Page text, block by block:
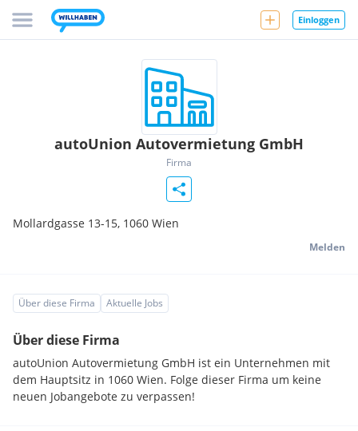
Einloggen
autoUnion Autovermietung GmbH
Firma
Mollardgasse 13-15, 1060 Wien
Melden
Über diese Firma Aktuelle Jobs
Über diese Firma
autoUnion Autovermietung GmbH ist ein Unternehmen mit
dem Hauptsitz in 1060 Wien. Folge dieser Firma um keine
neuen Jobangebote zu verpassen!